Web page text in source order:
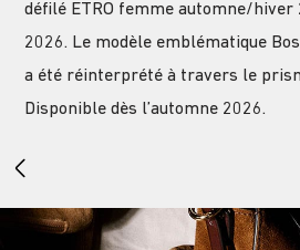
défilé ETRO femme automne/
2026. Le modèle emblématique
a été réinterprété à travers le
Disponible dès l’automne 2026.